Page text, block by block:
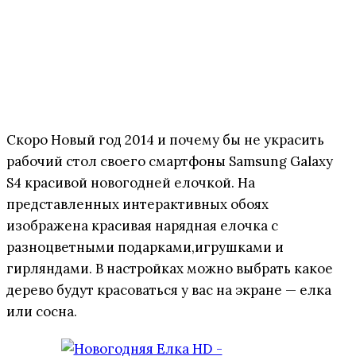
Скоро Новый год 2014 и почему бы не украсить
рабочий стол своего смартфоны Samsung Galaxy
S4 красивой новогодней елочкой. На
представленных интерактивных обоях
изображена красивая нарядная елочка с
разноцветными подарками,игрушками и
гирляндами. В настройках можно выбрать какое
дерево будут красоваться у вас на экране — елка
или сосна.